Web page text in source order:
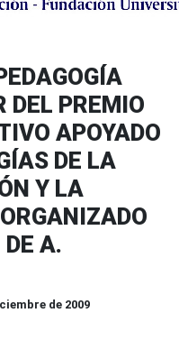
DEL PREMIO
APOYADO
DE LA
Y LA
A.
de 2009